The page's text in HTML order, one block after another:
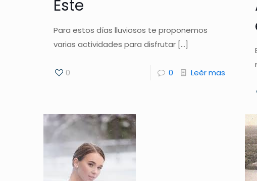
Este
Para estos días lluviosos te proponemos
varias actividades para disfrutar[…]
0 0 Leèr mas